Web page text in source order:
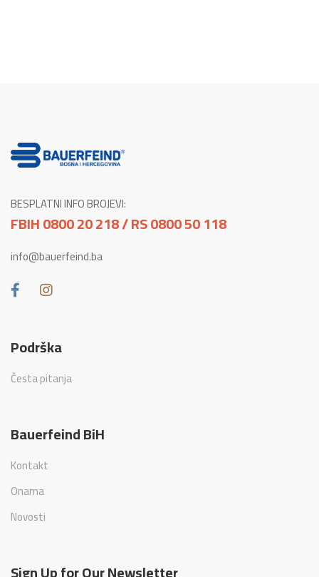
BESPLATNI INFO BROJEVI:
FBIH 0800 20 218 / RS 0800 50 118
info@bauerfeind.ba
Podrška
Česta pitanja
Bauerfeind BiH
Kontakt
Onama
Novosti